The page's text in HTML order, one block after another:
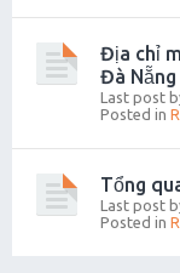
Địa chỉ
Đà Nẵng
Last post
Posted in
Tổng
Last post
Posted in